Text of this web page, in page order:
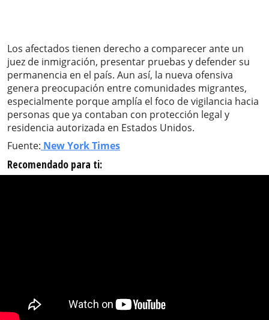
Los afectados tienen derecho a comparecer ante un
juez de inmigración, presentar pruebas y defender su
permanencia en el país. Aun así, la nueva ofensiva
genera preocupación entre comunidades migrantes,
especialmente porque amplía el foco de vigilancia hacia
personas que ya contaban con protección legal y
residencia autorizada en Estados Unidos.
Fuente: New York Times
Recomendado para ti: